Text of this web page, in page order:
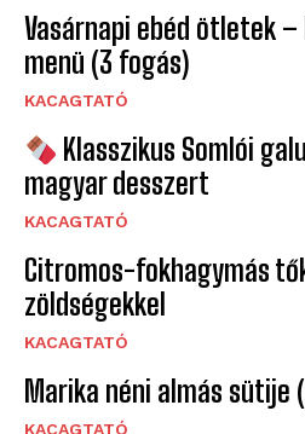
Vasárnapi ebéd ötletek
menü (3 fogás)
KACAGTATÓ
Klasszikus Somlói
magyar desszert
KACAGTATÓ
Citromos-fokhagymás
zöldségekkel
KACAGTATÓ
Marika néni almás sütije
KACAGTATÓ